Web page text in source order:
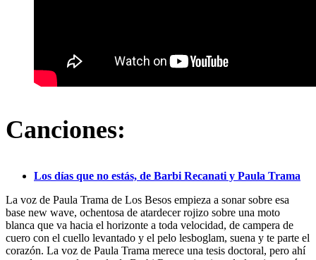
Canciones:
Los días que no estás, de Barbi Recanati y Paula Trama
La voz de Paula Trama de Los Besos empieza a sonar sobre esa
base new wave, ochentosa de atardecer rojizo sobre una moto
blanca que va hacia el horizonte a toda velocidad, de campera de
cuero con el cuello levantado y el pelo lesboglam, suena y te parte el
corazón. La voz de Paula Trama merece una tesis doctoral, pero ahí